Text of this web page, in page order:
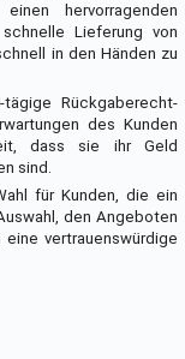
hervorragenden
Lieferung von
in den Händen zu
Rückgaberecht-
des Kunden
dass sie ihr Geld
sind.
für Kunden, die ein
den Angeboten
vertrauenswürdige